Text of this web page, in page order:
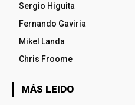
Sergio Higuita
Fernando Gaviria
Mikel Landa
Chris Froome
MÁS LEIDO